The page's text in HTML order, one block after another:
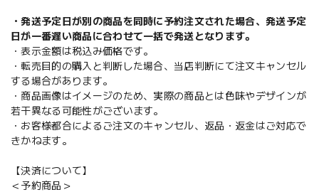
・発送予定日が別の商品を同時に予約注文された場合、発送予定
日が一番遅い商品に合わせて一括で発送となります。
・表示金額は税込み価格です。
・転売目的の購入と判断した場合、当店判断にて注文キャンセル
する場合があります。
・商品画像はイメージのため、実際の商品とは色味やデザインが
若干異なる可能性がございます。
・お客様都合によるご注文のキャンセル、返品・返金はご対応で
きかねます。
【決済について】
＜予約商品＞